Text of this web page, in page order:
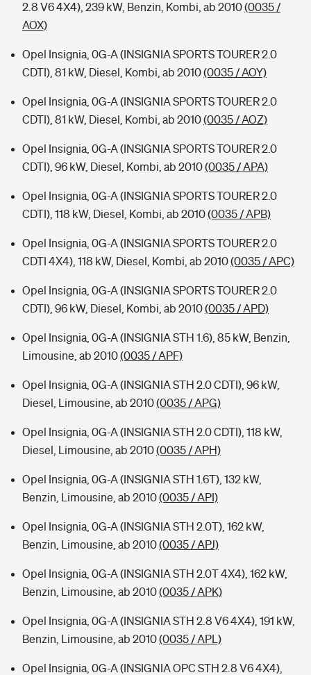
2.8 V6 4X4), 239 kW, Benzin, Kombi, ab 2010(0035 /
AOX)
Opel Insignia, 0G-A (INSIGNIA SPORTS TOURER 2.0
CDTI), 81 kW, Diesel, Kombi, ab 2010(0035 / AOY)
Opel Insignia, 0G-A (INSIGNIA SPORTS TOURER 2.0
CDTI), 81 kW, Diesel, Kombi, ab 2010(0035 / AOZ)
Opel Insignia, 0G-A (INSIGNIA SPORTS TOURER 2.0
CDTI), 96 kW, Diesel, Kombi, ab 2010(0035 / APA)
Opel Insignia, 0G-A (INSIGNIA SPORTS TOURER 2.0
CDTI), 118 kW, Diesel, Kombi, ab 2010(0035 / APB)
Opel Insignia, 0G-A (INSIGNIA SPORTS TOURER 2.0
CDTI 4X4), 118 kW, Diesel, Kombi, ab 2010(0035 / APC)
Opel Insignia, 0G-A (INSIGNIA SPORTS TOURER 2.0
CDTI), 96 kW, Diesel, Kombi, ab 2010(0035 / APD)
Opel Insignia, 0G-A (INSIGNIA STH 1.6), 85 kW, Benzin,
Limousine, ab 2010(0035 / APF)
Opel Insignia, 0G-A (INSIGNIA STH 2.0 CDTI), 96 kW,
Diesel, Limousine, ab 2010(0035 / APG)
Opel Insignia, 0G-A (INSIGNIA STH 2.0 CDTI), 118 kW,
Diesel, Limousine, ab 2010(0035 / APH)
Opel Insignia, 0G-A (INSIGNIA STH 1.6T), 132 kW,
Benzin, Limousine, ab 2010(0035 / API)
Opel Insignia, 0G-A (INSIGNIA STH 2.0T), 162 kW,
Benzin, Limousine, ab 2010(0035 / APJ)
Opel Insignia, 0G-A (INSIGNIA STH 2.0T 4X4), 162 kW,
Benzin, Limousine, ab 2010(0035 / APK)
Opel Insignia, 0G-A (INSIGNIA STH 2.8 V6 4X4), 191 kW,
Benzin, Limousine, ab 2010(0035 / APL)
Opel Insignia, 0G-A (INSIGNIA OPC STH 2.8 V6 4X4),